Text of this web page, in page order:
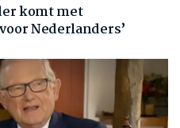
komt met
Nederlanders’